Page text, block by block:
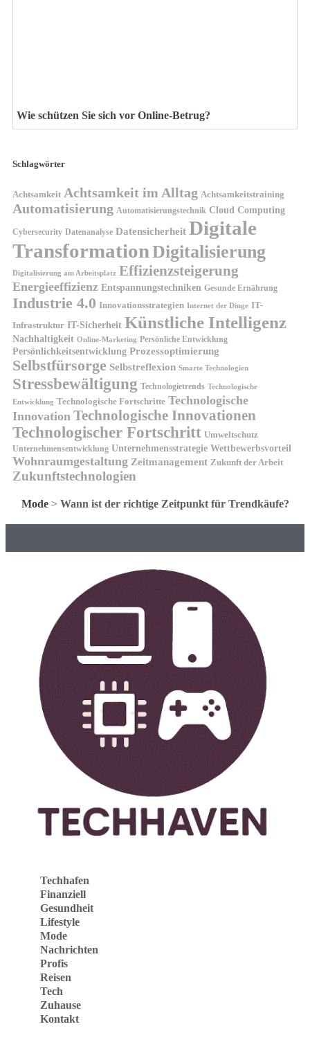
Wie schützen Sie sich vor Online-Betrug?
Schlagwörter
Achtsamkeit Achtsamkeit im Alltag Achtsamkeitstraining
Automatisierung Automatisierungstechnik Cloud Computing
Cybersecurity Datenanalyse Datensicherheit Digitale
TransformationDigitalisierung
Digitalisierung am Arbeitsplatz Effizienzsteigerung
Energieeffizienz Entspannungstechniken Gesunde Ernährung
Industrie 4.0 Innovationsstrategien Internet der Dinge IT-
Infrastruktur IT-Sicherheit Künstliche Intelligenz
Nachhaltigkeit Online-Marketing Persönliche Entwicklung
Persönlichkeitsentwicklung Prozessoptimierung
Selbstfürsorge Selbstreflexion Smarte Technologien
Stressbewältigung Technologietrends Technologische
Entwicklung Technologische Fortschritte Technologische
Innovation Technologische Innovationen
Technologischer Fortschritt Umweltschutz
Unternehmensentwicklung Unternehmensstrategie Wettbewerbsvorteil
Wohnraumgestaltung Zeitmanagement Zukunft der Arbeit
Zukunftstechnologien
Mode> Wann ist der richtige Zeitpunkt für Trendkäufe?
Techhafen
Finanziell
Gesundheit
Lifestyle
Mode
Nachrichten
Profis
Reisen
Tech
Zuhause
Kontakt